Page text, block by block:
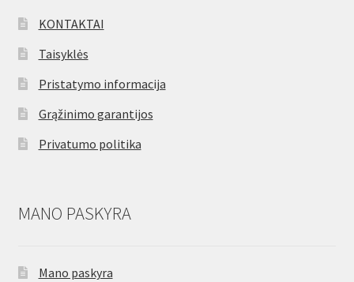
KONTAKTAI
Taisyklės
Pristatymo informacija
Grąžinimo garantijos
Privatumo politika
MANO PASKYRA
Mano paskyra